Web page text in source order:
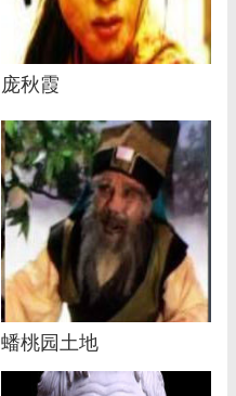
庞秋霞
蟠桃园土地